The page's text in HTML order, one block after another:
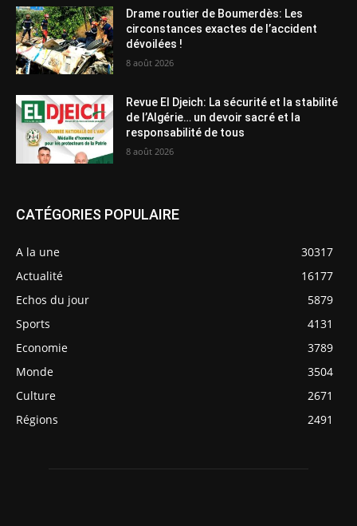
Drame routier de Boumerdès: Les
circonstances exactes de l’accident
dévoilées !
8 août 2026
Revue El Djeich: La sécurité et la stabilité
de l’Algérie… un devoir sacré et la
responsabilité de tous
8 août 2026
CATÉGORIES POPULAIRE
A la une
30317
Actualité
16177
Echos du jour
5879
Sports
4131
Economie
3789
Monde
3504
Culture
2671
Régions
2491